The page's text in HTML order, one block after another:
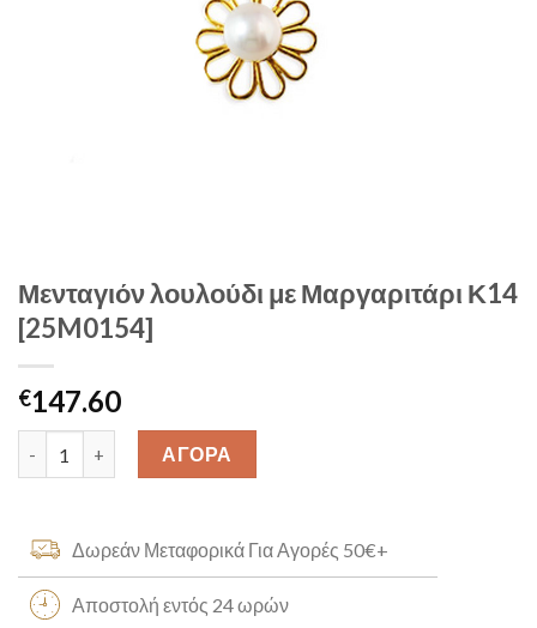
Μενταγιόν λουλούδι με Μαργαριτάρι Κ14
[25M0154]
€147.60
Μενταγιόν λουλούδι με Μαργαριτάρι Κ14 [25M0154] quantity
ΑΓΟΡΑ
Δωρεάν Μεταφορικά Για Αγορές 50€+
Αποστολή εντός 24 ωρών